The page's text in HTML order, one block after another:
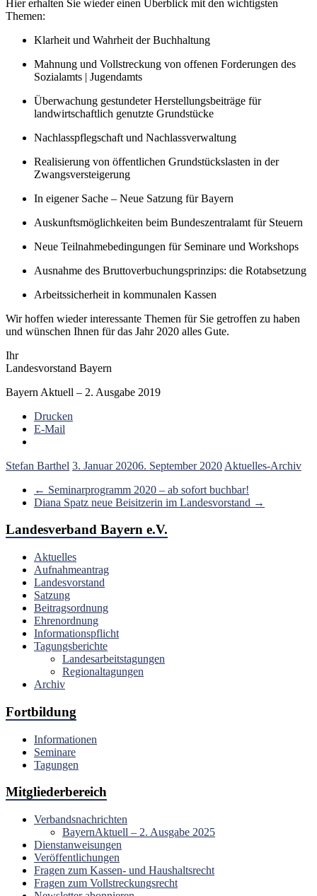
Hier erhalten Sie wieder einen Überblick mit den wichtigsten
Themen:
Klarheit und Wahrheit der Buchhaltung
Mahnung und Vollstreckung von offenen Forderungen des
Sozialamts | Jugendamts
Überwachung gestundeter Herstellungsbeiträge für
landwirtschaftlich genutzte Grundstücke
Nachlasspflegschaft und Nachlassverwaltung
Realisierung von öffentlichen Grundstückslasten in der
Zwangsversteigerung
In eigener Sache – Neue Satzung für Bayern
Auskunftsmöglichkeiten beim Bundeszentralamt für Steuern
Neue Teilnahmebedingungen für Seminare und Workshops
Ausnahme des Bruttoverbuchungsprinzips: die Rotabsetzung
Arbeitssicherheit in kommunalen Kassen
Wir hoffen wieder interessante Themen für Sie getroffen zu haben
und wünschen Ihnen für das Jahr 2020 alles Gute.
Ihr
Landesvorstand Bayern
Bayern Aktuell – 2. Ausgabe 2019
Drucken
E-Mail
Stefan Barthel 3. Januar 20206. September 2020 Aktuelles-Archiv
← Seminarprogramm 2020 – ab sofort buchbar!
Diana Spatz neue Beisitzerin im Landesvorstand →
Landesverband Bayern e.V.
Aktuelles
Aufnahmeantrag
Landesvorstand
Satzung
Beitragsordnung
Ehrenordnung
Informationspflicht
Tagungsberichte
Landesarbeitstagungen
Regionaltagungen
Archiv
Fortbildung
Informationen
Seminare
Tagungen
Mitgliederbereich
Verbandsnachrichten
BayernAktuell – 2. Ausgabe 2025
Dienstanweisungen
Veröffentlichungen
Fragen zum Kassen- und Haushaltsrecht
Fragen zum Vollstreckungsrecht